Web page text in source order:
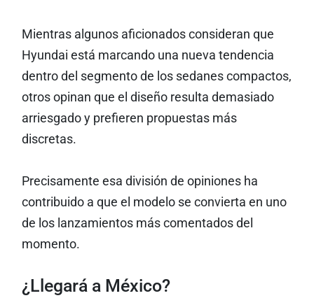
Mientras algunos aficionados consideran que
Hyundai está marcando una nueva tendencia
dentro del segmento de los sedanes compactos,
otros opinan que el diseño resulta demasiado
arriesgado y prefieren propuestas más
discretas.
Precisamente esa división de opiniones ha
contribuido a que el modelo se convierta en uno
de los lanzamientos más comentados del
momento.
¿Llegará a México?